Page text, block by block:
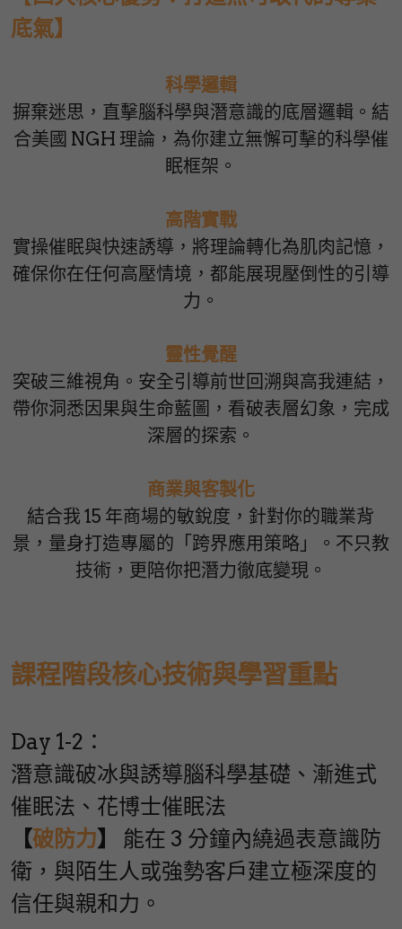
底氣】
科學邏輯
摒棄迷思，直擊腦科學與潛意識的底層邏輯。結
合美國 NGH 理論，為你建立無懈可擊的科學催
眠框架。
高階實戰
實操催眠與快速誘導，將理論轉化為肌肉記憶，
確保你在任何高壓情境，都能展現壓倒性的引導
力。
靈性覺醒
突破三維視角。安全引導前世回溯與高我連結，
帶你洞悉因果與生命藍圖，看破表層幻象，完成
深層的探索。
商業與客製化
結合我 15 年商場的敏銳度，針對你的職業背
景，量身打造專屬的「跨界應用策略」。不只教
技術，更陪你把潛力徹底變現。
課程階段核心技術與學習重點
Day 1-2：
潛意識破冰與誘導腦科學基礎、漸進式
催眠法、花博士催眠法
【破防力】
能在 3 分鐘內繞過表意識防
衛，與陌生人或強勢客戶建立極深度的
信任與親和力。